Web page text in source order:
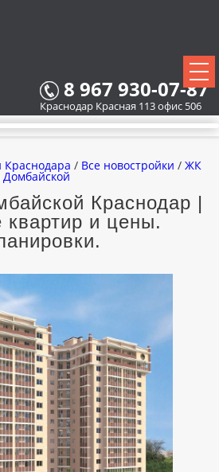
8 967 930-07-87
Краснодар Красная 113 офис 506
НОВОСТРОЙКИ
ПОСЕЛКИ
Краснодара / Все новостройки / ЖК
Краснодар |
квартир и цены.